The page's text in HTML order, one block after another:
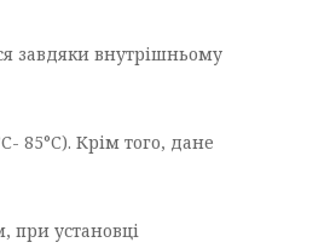
завдяки внутрішньому
85°С). Крім того, дане
при установці